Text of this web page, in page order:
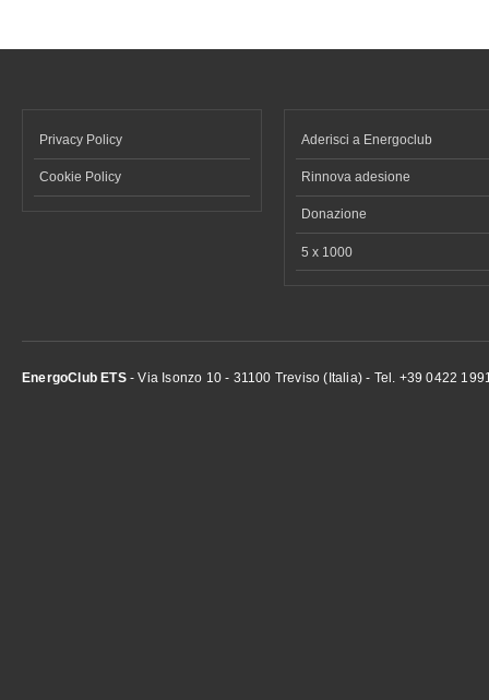
Privacy Policy
Cookie Policy
Aderisci a Energoclub
Rinnova adesione
Donazione
5 x 1000
EnergoClub ETS- Via Isonzo 10 - 31100 Treviso (Italia) - Tel. +39 0422